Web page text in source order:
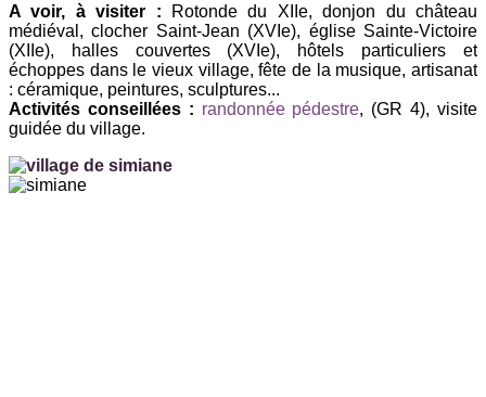
A voir, à visiter :
Rotonde du XIIe, donjon du château
médiéval, clocher Saint-Jean (XVIe), église Sainte-Victoire
(XIIe), halles couvertes (XVIe), hôtels particuliers et
échoppes dans le vieux village, fête de la musique, artisanat
: céramique, peintures, sculptures...
Activités conseillées : randonnée pédestre, (GR 4), visite
guidée du village.